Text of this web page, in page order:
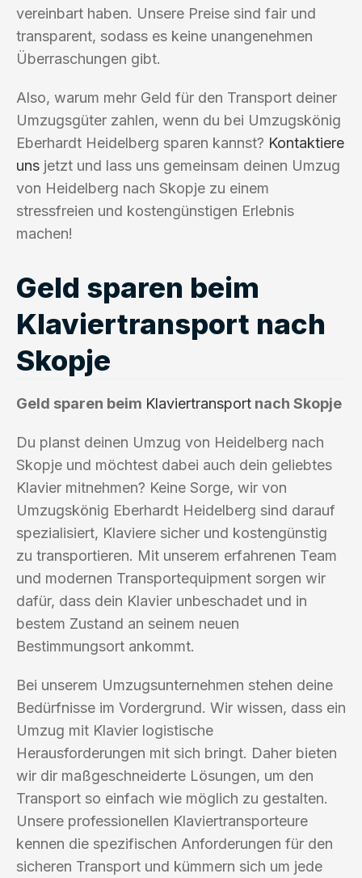
vereinbart haben. Unsere Preise sind fair und
transparent, sodass es keine unangenehmen
Überraschungen gibt.
Also, warum mehr Geld für den Transport deiner
Umzugsgüter zahlen, wenn du bei Umzugskönig
Eberhardt Heidelberg sparen kannst? Kontaktiere
uns jetzt und lass uns gemeinsam deinen Umzug
von Heidelberg nach Skopje zu einem
stressfreien und kostengünstigen Erlebnis
machen!
Geld sparen beim
Klaviertransport nach
Skopje
Geld sparen beim Klaviertransport nach Skopje
Du planst deinen Umzug von Heidelberg nach
Skopje und möchtest dabei auch dein geliebtes
Klavier mitnehmen? Keine Sorge, wir von
Umzugskönig Eberhardt Heidelberg sind darauf
spezialisiert, Klaviere sicher und kostengünstig
zu transportieren. Mit unserem erfahrenen Team
und modernen Transportequipment sorgen wir
dafür, dass dein Klavier unbeschadet und in
bestem Zustand an seinem neuen
Bestimmungsort ankommt.
Bei unserem Umzugsunternehmen stehen deine
Bedürfnisse im Vordergrund. Wir wissen, dass ein
Umzug mit Klavier logistische
Herausforderungen mit sich bringt. Daher bieten
wir dir maßgeschneiderte Lösungen, um den
Transport so einfach wie möglich zu gestalten.
Unsere professionellen Klaviertransporteure
kennen die spezifischen Anforderungen für den
sicheren Transport und kümmern sich um jede